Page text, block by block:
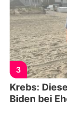
3
Krebs:
Biden bei